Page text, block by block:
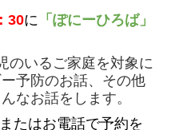
30に 「ぽにーひろば」
のいるご家庭を対象に
予防のお話、その他
なお話をします。
たはお電話で予約を